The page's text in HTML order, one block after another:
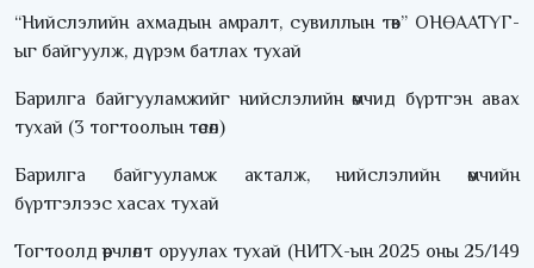
“Нийслэлийн ахмадын амралт, сувиллын төв” ОНӨААТҮГ-
ыг байгуулж, дүрэм батлах тухай
Барилга байгууламжийг нийслэлийн өмчид бүртгэн авах
тухай (3 тогтоолын төсөл)
Барилга байгууламж акталж, нийслэлийн өмчийн
бүртгэлээс хасах тухай
Тогтоолд өөрчлөлт оруулах тухай (НИТХ-ын 2025 оны 25/149